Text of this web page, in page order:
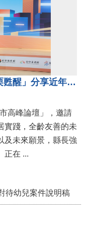
苗栗縣長鍾東錦受邀演講 「苗栗甦醒」分享近年轉變
高峰論壇」，邀請
實踐，全齡友善的未
及未來願景，縣長強
調，苗栗是一個正在開發、正在醒來、正在 ...
待幼兒案件說明稿